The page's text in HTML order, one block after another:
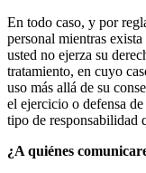
En todo caso, y por
personal mientras
usted no ejerza su
tratamiento, en cuyo
uso más allá de su
el ejercicio o defensa
tipo de responsabilidad
¿A quiénes